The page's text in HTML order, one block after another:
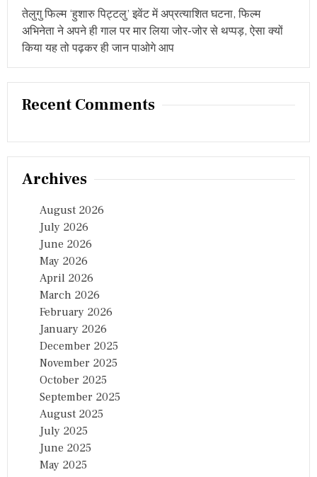
तेलुगु फिल्म ‘हुशारु पिट्टलु’ इवेंट में अप्रत्याशित घटना, फिल्म
अभिनेता ने अपने ही गाल पर मार लिया जोर-जोर से थप्पड़, ऐसा क्यों
किया यह तो पढ़कर ही जान पाओगे आप
Recent Comments
Archives
August 2026
July 2026
June 2026
May 2026
April 2026
March 2026
February 2026
January 2026
December 2025
November 2025
October 2025
September 2025
August 2025
July 2025
June 2025
May 2025